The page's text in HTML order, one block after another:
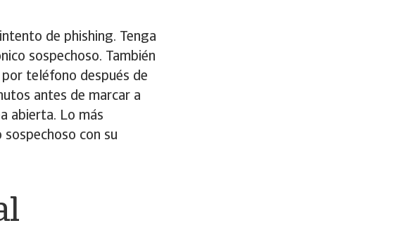
de phishing. Tenga
sospechoso. También
teléfono después de
antes de marcar a
abierta. Lo más
con su